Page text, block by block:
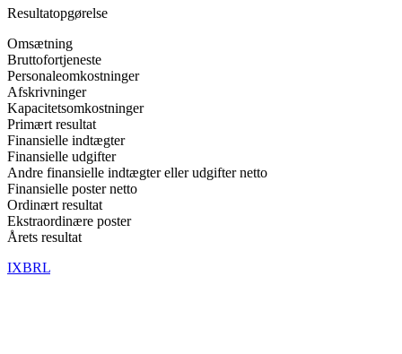
Resultatopgørelse
Omsætning
Bruttofortjeneste
Personaleomkostninger
Afskrivninger
Kapacitetsomkostninger
Primært resultat
Finansielle indtægter
Finansielle udgifter
Andre finansielle indtægter eller udgifter netto
Finansielle poster netto
Ordinært resultat
Ekstraordinære poster
Årets resultat
IXBRL